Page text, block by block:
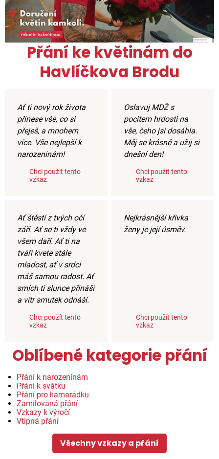
Přání ke květinám do
Havlíčkova Brodu
Ať ti nový rok života
přinese vše, co si
přeješ, a mnohem
více. Vše nejlepší k
narozeninám!
Chci použít tento
vzkaz
Oslavuj MDŽ s
pocitem hrdosti na
vše, čeho jsi dosáhla.
Měj se krásně a užij si
dnešní den!
Chci použít tento
vzkaz
Ať štěstí z tvých očí
září. Ať se ti vždy ve
všem daří. Ať ti na
tváří kvete stále
mladost, ať v srdci
máš samou radost. Ať
smích ti slunce přináší
a vítr smutek odnáší.
Chci použít tento
vzkaz
Nejkrásnější křivka
ženy je její úsměv.
Chci použít tento
vzkaz
Oblíbené kategorie přání
Přání k narozeninám
Přání k svátku
Přání pro kamarádku
Zamilovaná přání
Vzkazy k výročí
Vtipná přání
Všechny vzkazy a přání